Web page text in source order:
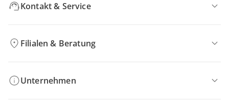
Kontakt & Service
Filialen & Beratung
Unternehmen